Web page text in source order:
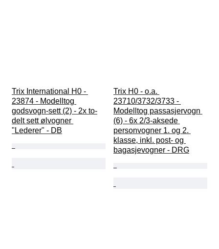
Trix International H0 -
23874 - Modelltog
godsvogn-sett (2) - 2x to-
delt sett ølvogner
"Lederer" - DB
Trix H0 - o.a.
23710/3732/3733 -
Modelltog passasjervogn
(6) - 6x 2/3-aksede
personvogner 1. og 2.
klasse, inkl. post- og
bagasjevogner - DRG